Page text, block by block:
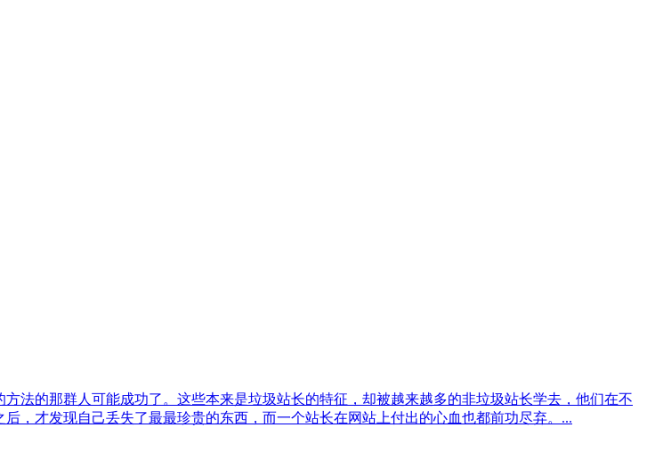
法的那群人可能成功了。这些本来是垃圾站长的特征，却被越来越多的非垃圾站长学去，他们在不
，才发现自己丢失了最最珍贵的东西，而一个站长在网站上付出的心血也都前功尽弃。...